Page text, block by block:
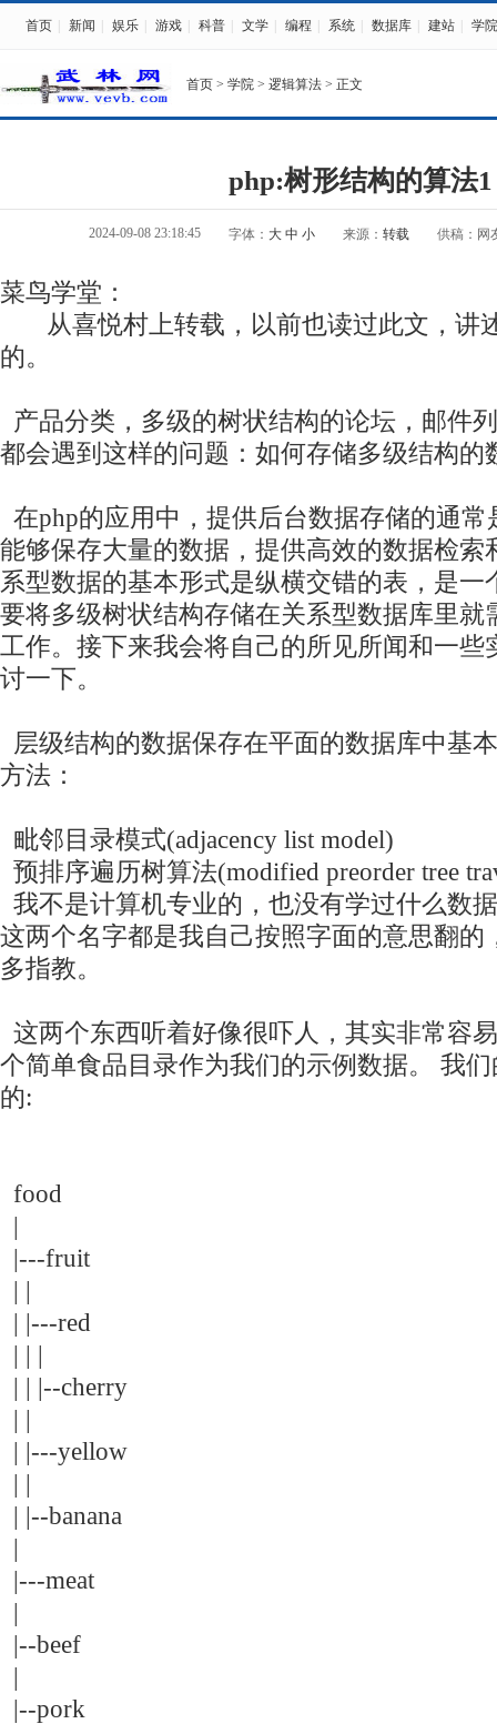
首页 新闻 娱乐 游戏 科普 文学 编程 系统 数据库 建站 学院
首页 > 学院 > 逻辑算法 > 正文
php:树形结构的算法1
2024-09-08 23:18:45 字体： 大 中 小 来源： 转载 供稿：网
菜鸟学堂：
从喜悦村上转载，以前也读过此文，讲
的。
产品分类，多级的树状结构的论坛，邮件
都会遇到这样的问题：如何存储多级结构的
在php的应用中，提供后台数据存储的通
能够保存大量的数据，提供高效的数据检索
系型数据的基本形式是纵横交错的表，是一
要将多级树状结构存储在关系型数据库里就
工作。接下来我会将自己的所见所闻和一些
讨一下。
层级结构的数据保存在平面的数据库中基
方法：
毗邻目录模式(adjacency list model)
预排序遍历树算法(modified preorder tree
我不是计算机专业的，也没有学过什么数
这两个名字都是我自己按照字面的意思翻的
多指教。
这两个东西听着好像很吓人，其实非常容
个简单食品目录作为我们的示例数据。 我
的:
food
|
|---fruit
| |
| |---red
| | |
| | |--cherry
| |
| |---yellow
| |
| |--banana
|
|---meat
|
|--beef
|
|--pork